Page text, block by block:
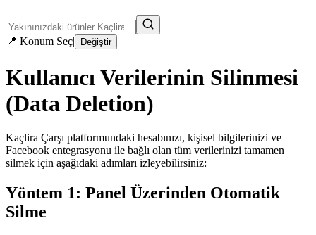
📍 Konum Seç| Değiştir
Kullanıcı Verilerinin Silinmesi
(Data Deletion)
Kaçlira Çarşı platformundaki hesabınızı, kişisel bilgilerinizi ve
Facebook entegrasyonu ile bağlı olan tüm verilerinizi tamamen
silmek için aşağıdaki adımları izleyebilirsiniz:
Yöntem 1: Panel Üzerinden Otomatik
Silme